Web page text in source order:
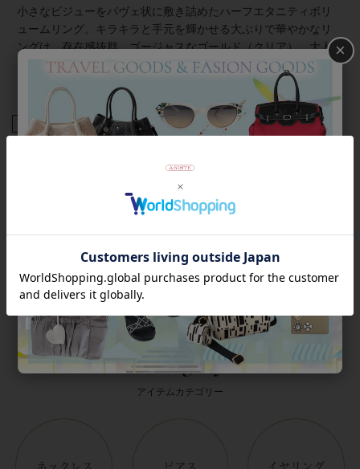
小さなビジューをパヴェ状に敷き詰めたハーフエタニティボリ
ュームリング。キラキラと手元を輝かせる大ぶりで華やかなリ
ングは、存在感抜群。ゴージャスなゴールド（クリア）、大人
カッコいいシルバー（ブラック）リングが、いつものコーディ
商品番号 6250018
Category
アイテムカテゴリー
×